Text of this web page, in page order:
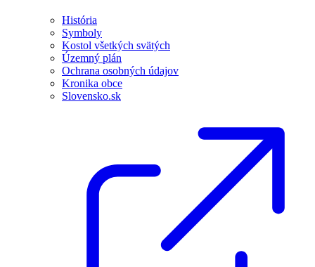
História
Symboly
Kostol všetkých svätých
Územný plán
Ochrana osobných údajov
Kronika obce
Slovensko.sk